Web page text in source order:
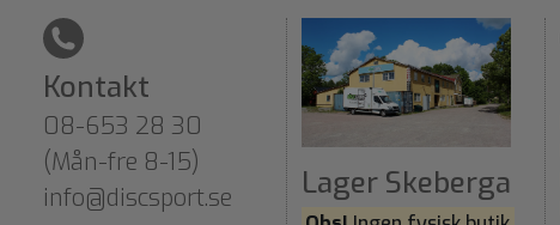
Kontakt
08-653 28 30
(Mån-fre 8-15)
info@discsport.se
Lager Skeberga